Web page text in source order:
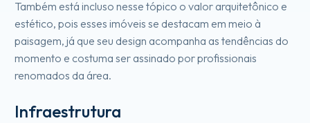
Também está incluso nesse tópico o valor arquitetônico e
estético, pois esses imóveis se destacam em meio à
paisagem, já que seu design acompanha as tendências do
momento e costuma ser assinado por profissionais
renomados da área.
Infraestrutura